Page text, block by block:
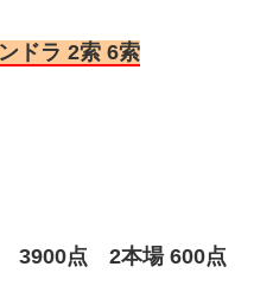
ドラ 2索 6索
3900点 2本場 600点